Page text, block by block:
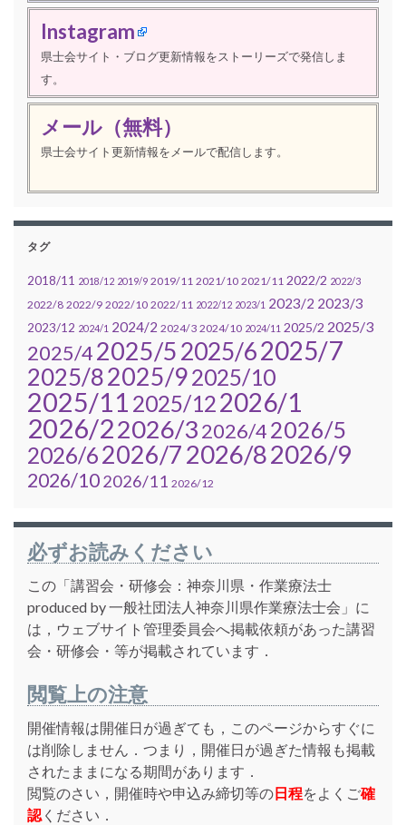
Instagram
県士会サイト・ブログ更新情報をストーリーズで発信しま
す。
メール（無料）
県士会サイト更新情報をメールで配信します。
タグ
2018/11 2018/12 2019/9 2019/11 2021/10 2021/11 2022/2 2022/3
2022/8 2022/9 2022/10 2022/11 2022/12 2023/1 2023/2 2023/3
2023/12 2024/1 2024/2 2024/3 2024/10 2024/11 2025/2 2025/3
2025/42025/52025/62025/7
2025/82025/92025/10
2025/11 2025/122026/1
2026/22026/32026/42026/5
2026/62026/72026/82026/9
2026/102026/11 2026/12
必ずお読みください
この「講習会・研修会：神奈川県・作業療法士
produced by 一般社団法人神奈川県作業療法士会」に
は，ウェブサイト管理委員会へ掲載依頼があった講習
会・研修会・等が掲載されています．
閲覧上の注意
開催情報は開催日が過ぎても，このページからすぐに
は削除しません．つまり，開催日が過ぎた情報も掲載
されたままになる期間があります．
閲覧のさい，開催時や申込み締切等の日程をよくご確
認 ください．